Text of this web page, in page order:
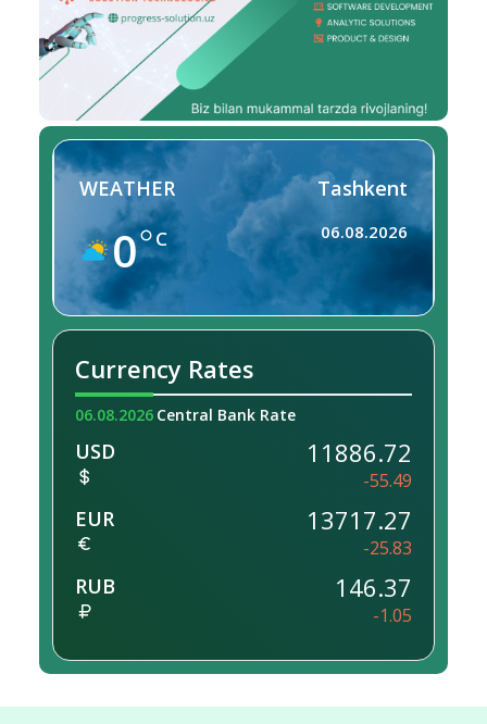
WEATHER
0 C
Tashkent
06.08.2026
Currency Rates
06.08.2026 Central Bank Rate
USD 11886.72
-55.49
EUR 13717.27
-25.83
RUB 146.37
-1.05